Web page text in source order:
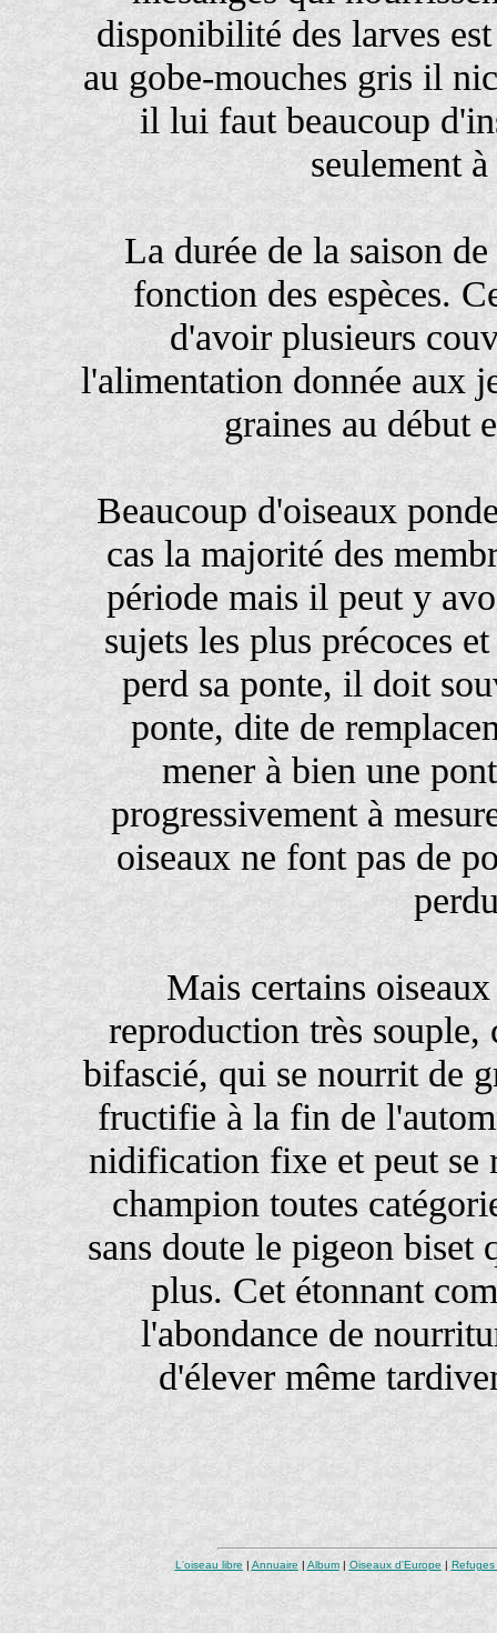
disponibilité des larves
au gobe-mouches gris il
il lui faut beaucoup
seulement
La durée de la saison
fonction des espèces.
d'avoir plusieurs
l'alimentation donnée aux
graines au début
Beaucoup d'oiseaux
cas la majorité des
période mais il peut y
sujets les plus précoces
perd sa ponte, il doit
ponte, dite de
mener à bien une
progressivement à
oiseaux ne font pas de
Mais certains
reproduction très souple,
bifascié, qui se nourrit de
fructifie à la fin de
nidification fixe et peut se
champion toutes
sans doute le pigeon biset
plus. Cet étonnant
l'abondance de
d'élever même
L'oiseau libre | Annuaire | Album| Oiseaux d'Europe |